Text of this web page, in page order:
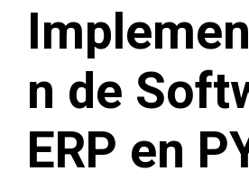
n de
ERP en